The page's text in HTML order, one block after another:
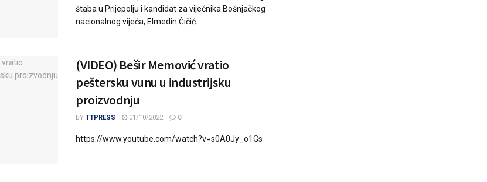
štaba u Prijepolju i kandidat za vijećnika Bošnjačkog
nacionalnog vijeća, Elmedin Čičić. ...
(VIDEO) Bešir Memović vratio
peštersku vunu u industrijsku
proizvodnju
BY TTPRESS 01/10/2022 0
https://www.youtube.com/watch?v=s0A0Jy_o1Gs